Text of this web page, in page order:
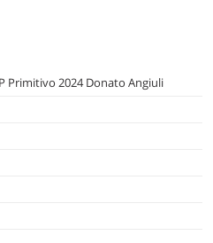
Primitivo 2024 Donato Angiuli